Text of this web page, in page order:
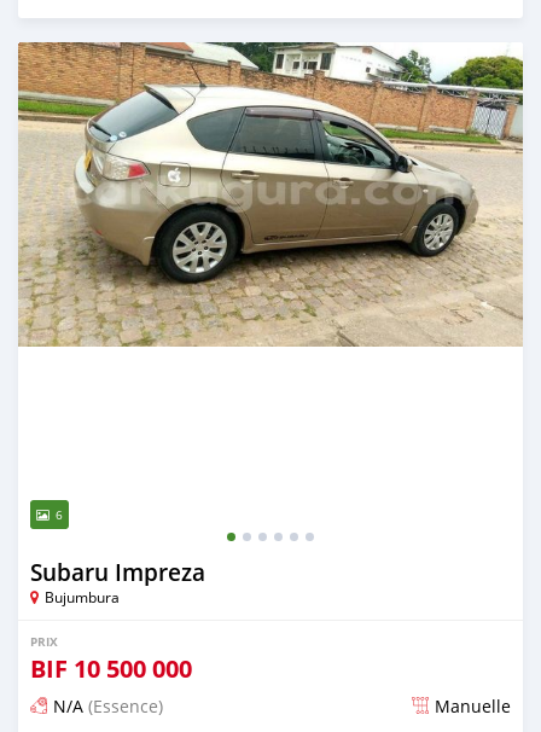
Publié il y a environ 4 ans
6
Subaru Impreza
Bujumbura
PRIX
BIF 10 500 000
N/A (Essence) Manuelle